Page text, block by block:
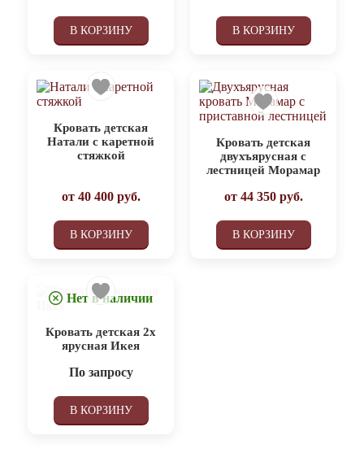
В КОРЗИНУ В КОРЗИНУ
Кровать детская
Натали с каретной
стяжкой
от 40 400руб.
В КОРЗИНУ
Кровать детская
двухъярусная с
лестницей Морамар
от 44 350руб.
В КОРЗИНУ
Нет в наличии
Кровать детская 2х
ярусная Икея
По запросу
В КОРЗИНУ